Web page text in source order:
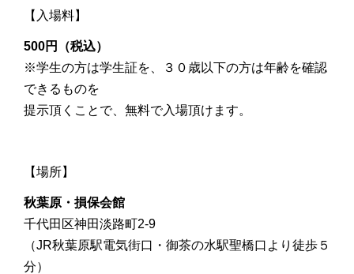
【入場料】
500円（税込）
※学生の方は学生証を、３０歳以下の方は年齢を確認
できるものを
提示頂くことで、無料で入場頂けます。
【場所】
秋葉原・損保会館
千代田区神田淡路町2-9
（JR秋葉原駅電気街口・御茶の水駅聖橋口より徒歩５
分）